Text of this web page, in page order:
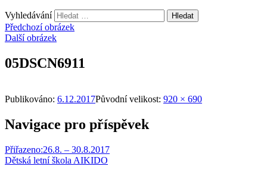
Vyhledávání
Předchozí obrázek
Další obrázek
05DSCN6911
Publikováno: 6.12.2017Původní velikost: 920 × 690
Navigace pro příspěvek
Přiřazeno:26.8. – 30.8.2017
Dětská letní škola AIKIDO